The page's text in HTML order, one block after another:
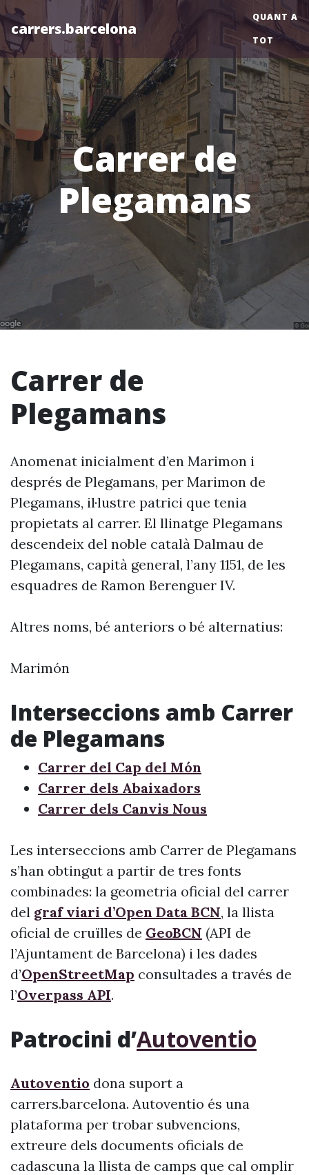
carrers.barcelona
QUANT A
TOT
Carrer de
Plegamans
Carrer de
Plegamans
Anomenat inicialment d’en Marimon i
després de Plegamans, per Marimon de
Plegamans, il·lustre patrici que tenia
propietats al carrer. El llinatge Plegamans
descendeix del noble català Dalmau de
Plegamans, capità general, l’any 1151, de les
esquadres de Ramon Berenguer IV.
Altres noms, bé anteriors o bé alternatius:
Marimón
Interseccions amb Carrer
de Plegamans
Carrer del Cap del Món
Carrer dels Abaixadors
Carrer dels Canvis Nous
Les interseccions amb Carrer de Plegamans
s’han obtingut a partir de tres fonts
combinades: la geometria oficial del carrer
del graf viari d’Open Data BCN, la llista
oficial de cruïlles de GeoBCN (API de
l’Ajuntament de Barcelona) i les dades
d’OpenStreetMap consultades a través de
l’Overpass API.
Patrocini d’Autoventio
Autoventio dona suport a
carrers.barcelona. Autoventio és una
plataforma per trobar subvencions,
extreure dels documents oficials de
cadascuna la llista de camps que cal omplir